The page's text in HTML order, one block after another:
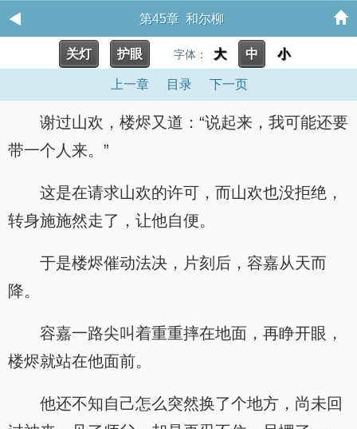
第45章 和尔柳
关灯 护眼 字体： 大 中 小
上一章 目录 下一页
谢过山欢，楼烬又道：“说起来，我可能还要
带一个人来。”
这是在请求山欢的许可，而山欢也没拒绝，
转身施施然走了，让他自便。
于是楼烬催动法决，片刻后，容嘉从天而
降。
容嘉一路尖叫着重重摔在地面，再睁开眼，
楼烬就站在他面前。
他还不知自己怎么突然换了个地方，尚未回